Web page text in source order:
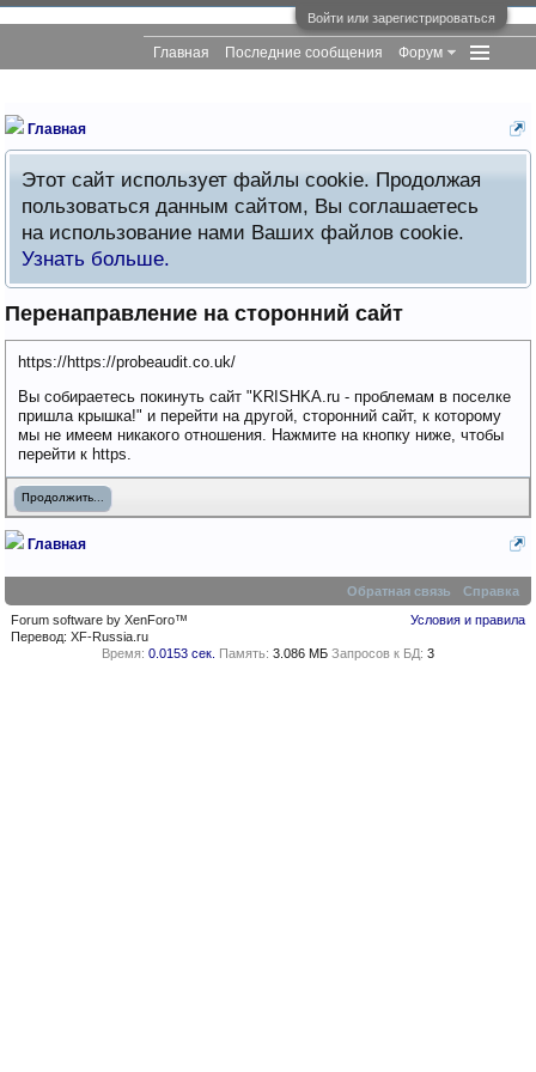
Войти или зарегистрироваться
Главная
Этот сайт использует файлы cookie. Продолжая
пользоваться данным сайтом, Вы соглашаетесь
на использование нами Ваших файлов cookie.
Узнать больше.
Перенаправление на сторонний сайт
https://https://probeaudit.co.uk/
Вы собираетесь покинуть сайт "KRISHKA.ru - проблемам в поселке
пришла крышка!" и перейти на другой, сторонний сайт, к которому
мы не имеем никакого отношения. Нажмите на кнопку ниже, чтобы
перейти к https.
Продолжить...
Главная
Главная Последние сообщения Форум
Обратная связь
Справка
Условия и правила
Forum software by XenForo™
Перевод:XF-Russia.ru
Время: 0.0153 сек. Память: 3.086 МБ Запросов к БД: 3